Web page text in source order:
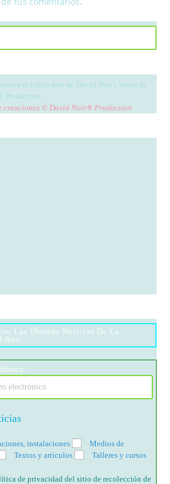
creaciones © David Noir® Production
Las Últimas Noticias De La
Noir.
instalaciones
Medios de
Textos y artículos Talleres y cursos
de privacidad del sitio de recolección de